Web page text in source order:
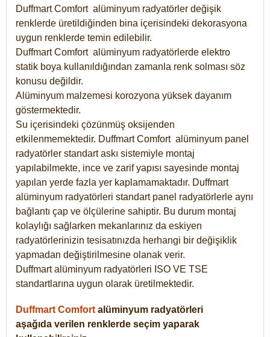
Duffmart Comfort alüminyum radyatörler değişik
renklerde üretildiğinden bina içerisindeki dekorasyona
uygun renklerde temin edilebilir.
DuffmartComfort alüminyum radyatörlerde elektro
statik boya kullanıldığından zamanla renk solması söz
konusu değildir.
Alüminyum malzemesi korozyona yüksek dayanım
göstermektedir.
Su içerisindeki çözünmüş oksijenden
etkilenmemektedir. DuffmartComfort alüminyum panel
radyatörler standart askı sistemiyle montaj
yapılabilmekte, ince ve zarif yapısı sayesinde montaj
yapılan yerde fazla yer kaplamamaktadır. Duffmart
alüminyum radyatörleri standart panel radyatörlerle aynı
bağlantı çap ve ölçülerine sahiptir. Bu durum montaj
kolaylığı sağlarken mekanlarınız da eskiyen
radyatörlerinizin tesisatınızda herhangi bir değişiklik
yapmadan değiştirilmesine olanak verir.
Duffmart alüminyum radyatörleri ISO VE TSE
standartlarına uygun olarak üretilmektedir.
Duffmart Comfort alüminyum radyatörleri
aşağıda verilen renklerde seçim yaparak